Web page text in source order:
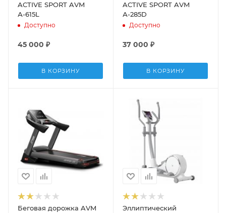
ACTIVE SPORT AVM
А-615L
Доступно
45 000 ₽
В КОРЗИНУ
ACTIVE SPORT AVM
А-285D
Доступно
37 000 ₽
В КОРЗИНУ
Беговая дорожка AVM
Эллиптический